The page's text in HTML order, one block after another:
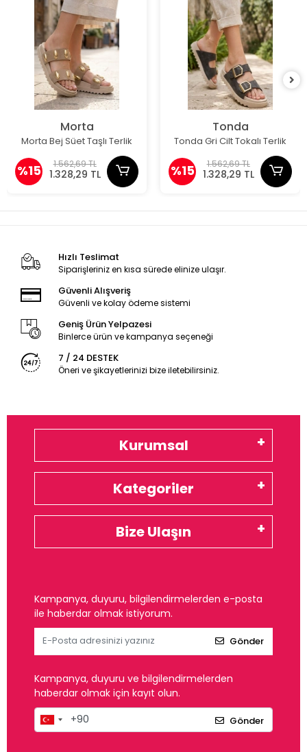
Morta
Morta Bej Süet Taşlı Terlik
%15 1.562,69 TL
1.328,29 TL
Tonda
Tonda Gri Cilt Tokalı Terlik
%15 1.562,69 TL
1.328,29 TL
Hızlı Teslimat
Siparişleriniz en kısa sürede elinize ulaşır.
Güvenli Alışveriş
Güvenli ve kolay ödeme sistemi
Geniş Ürün Yelpazesi
Binlerce ürün ve kampanya seçeneği
7 / 24 DESTEK
Öneri ve şikayetlerinizi bize iletebilirsiniz.
Kurumsal
Kategoriler
Bize Ulaşın
Kampanya, duyuru, bilgilendirmelerden e-posta
ile haberdar olmak istiyorum.
Gönder
Kampanya, duyuru ve bilgilendirmelerden
haberdar olmak için kayıt olun.
Gönder